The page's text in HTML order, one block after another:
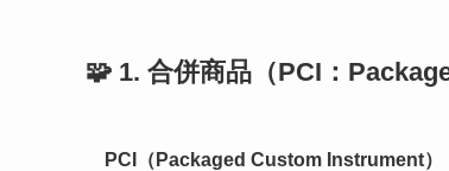
🧩 1. 合併商品（PCI：
PCI（Packaged Custom Instrument）